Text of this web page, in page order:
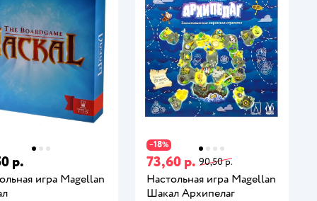
р.
игра Magellan
−18%
73,60 р. 90,50 р.
Настольная игра Magellan
Шакал Архипелаг